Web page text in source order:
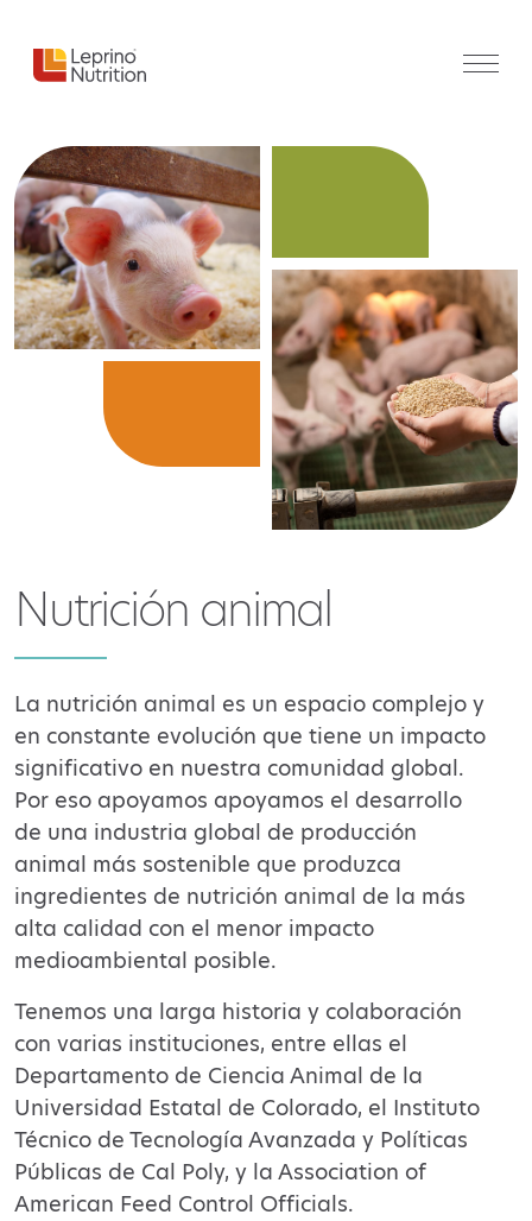
Nutrición animal
La nutrición animal es un espacio complejo y
en constante evolución que tiene un impacto
significativo en nuestra comunidad global.
Por eso apoyamos apoyamos el desarrollo
de una industria global de producción
animal más sostenible que produzca
ingredientes de nutrición animal de la más
alta calidad con el menor impacto
medioambiental posible.
Tenemos una larga historia y colaboración
con varias instituciones, entre ellas el
Departamento de Ciencia Animal de la
Universidad Estatal de Colorado, el Instituto
Técnico de Tecnología Avanzada y Políticas
Públicas de Cal Poly, y la Association of
American Feed Control Officials.